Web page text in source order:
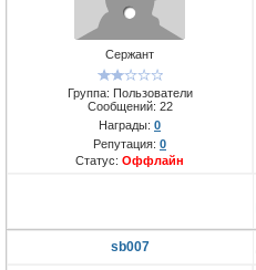
Сержант
Группа: Пользователи
Сообщений: 22
Награды: 0
Репутация: 0
Статус: Оффлайн
sb007